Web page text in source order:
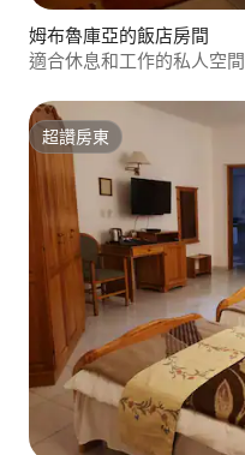
姆布魯庫亞的飯店房間
適合休息和工作的私人空間
超讚房東
超讚房東